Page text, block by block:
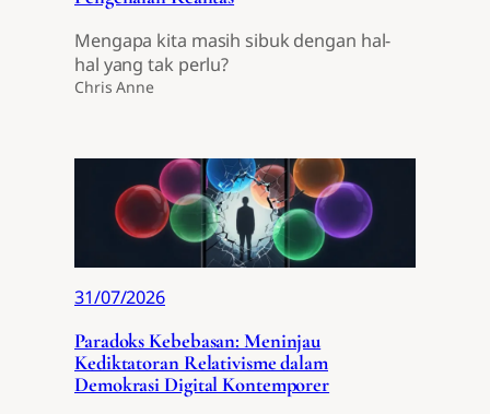
Mengapa kita masih sibuk dengan hal-
hal yang tak perlu?
Chris Anne
31/07/2026
Paradoks Kebebasan: Meninjau
Kediktatoran Relativisme dalam
Demokrasi Digital Kontemporer